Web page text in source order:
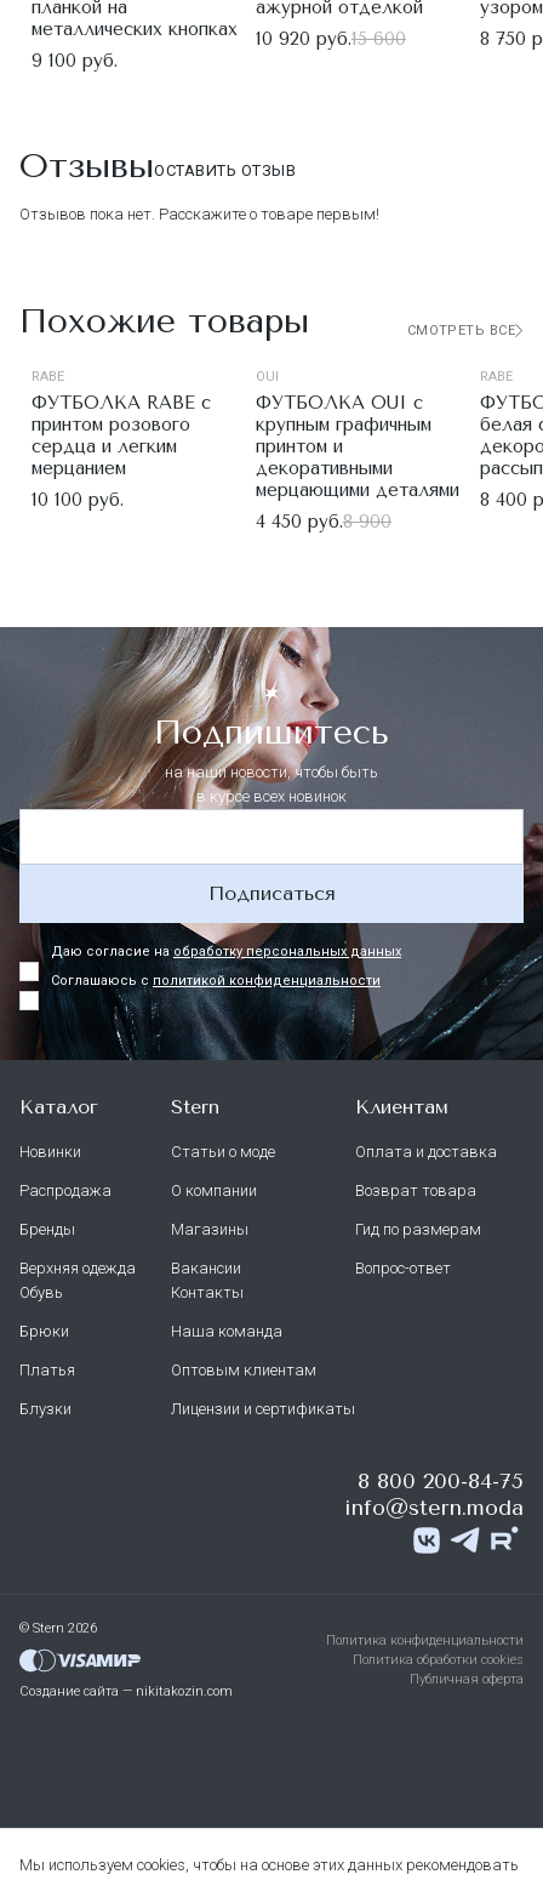
планкой на
металлических кнопках
9 100 руб.
ажурной отделкой
10 920 руб.15 600
8 750
ОтзывыОСТАВИТЬ ОТЗЫВ
Отзывов пока нет. Расскажите о товаре первым!
Похожие товары СМОТРЕТЬ ВСЕ
RABE
ФУТБОЛКА RABE с
принтом розового
сердца и легким
мерцанием
10 100 руб.
OUI
ФУТБОЛКА OUI с
крупным графичным
принтом и
декоративными
мерцающими деталями
4 450 руб.8 900
RABE
белая
8 400
Подпишитесь
на наши новости, чтобы быть
в курсе всех новинок
Подписаться
Даю согласие наобработку персональных данных
Соглашаюсь с политикой конфиденциальности
Каталог
Новинки
Распродажа
Бренды
Верхняя одежда
Обувь
Брюки
Платья
Блузки
Stern
Статьи о моде
О компании
Магазины
Вакансии
Контакты
Наша команда
Оптовым клиентам
Лицензии и сертификаты
Клиентам
Оплата и доставка
Возврат товара
Гид по размерам
Вопрос-ответ
8 800 200-84-75
info@stern.moda
© Stern 2026
Создание сайта — nikitakozin.com
Политика конфиденциальности
Политика обработки cookies
Публичная оферта
Мы используем cookies, чтобы на основе этих данных рекомендовать